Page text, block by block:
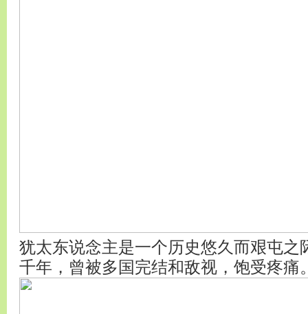
犹太东说念主是一个历史悠久而艰屯之
千年，曾被多国完结和敌视，饱受疼痛